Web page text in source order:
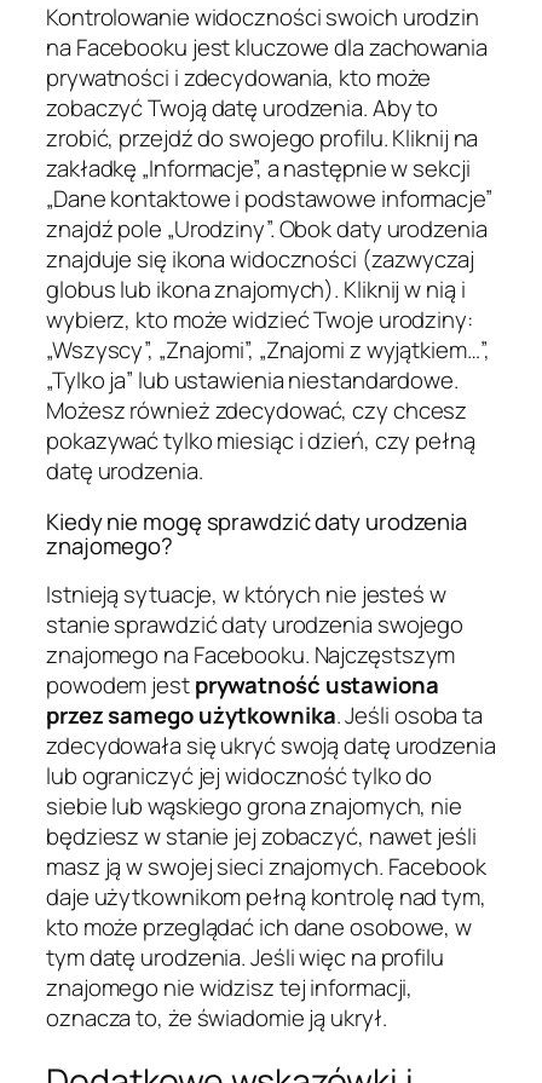
Kontrolowanie widoczności swoich urodzin
na Facebooku jest kluczowe dla zachowania
prywatności i zdecydowania, kto może
zobaczyć Twoją datę urodzenia. Aby to
zrobić, przejdź do swojego profilu. Kliknij na
zakładkę „Informacje”, a następnie w sekcji
„Dane kontaktowe i podstawowe informacje”
znajdź pole „Urodziny”. Obok daty urodzenia
znajduje się ikona widoczności (zazwyczaj
globus lub ikona znajomych). Kliknij w nią i
wybierz, kto może widzieć Twoje urodziny:
„Wszyscy”, „Znajomi”, „Znajomi z wyjątkiem…”,
„Tylko ja” lub ustawienia niestandardowe.
Możesz również zdecydować, czy chcesz
pokazywać tylko miesiąc i dzień, czy pełną
datę urodzenia.
Kiedy nie mogę sprawdzić daty urodzenia
znajomego?
Istnieją sytuacje, w których nie jesteś w
stanie sprawdzić daty urodzenia swojego
znajomego na Facebooku. Najczęstszym
powodem jestprywatność ustawiona
przez samego użytkownika. Jeśli osoba ta
zdecydowała się ukryć swoją datę urodzenia
lub ograniczyć jej widoczność tylko do
siebie lub wąskiego grona znajomych, nie
będziesz w stanie jej zobaczyć, nawet jeśli
masz ją w swojej sieci znajomych. Facebook
daje użytkownikom pełną kontrolę nad tym,
kto może przeglądać ich dane osobowe, w
tym datę urodzenia. Jeśli więc na profilu
znajomego nie widzisz tej informacji,
oznacza to, że świadomie ją ukrył.